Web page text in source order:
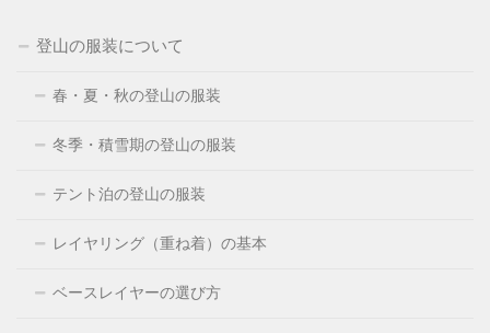
登山の服装について
春・夏・秋の登山の服装
冬季・積雪期の登山の服装
テント泊の登山の服装
レイヤリング（重ね着）の基本
ベースレイヤーの選び方